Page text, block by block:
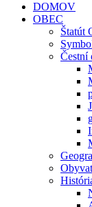
DOMOV
OBEC
Štatút
Čestní